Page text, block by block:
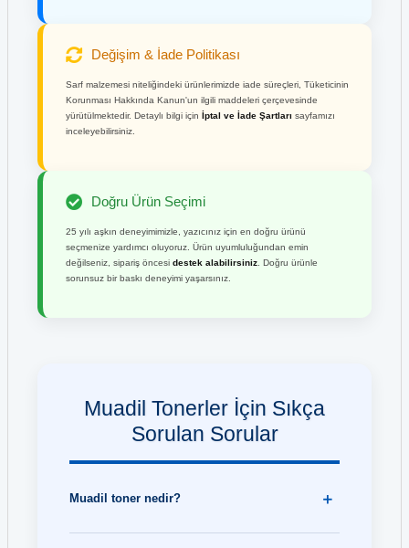
Değişim & İade Politikası
Sarf malzemesi niteliğindeki ürünlerimizde iade süreçleri, Tüketicinin
Korunması Hakkında Kanun'un ilgili maddeleri çerçevesinde
yürütülmektedir. Detaylı bilgi için İptal ve İade Şartları sayfamızı
inceleyebilirsiniz.
Doğru Ürün Seçimi
25 yılı aşkın deneyimimizle, yazıcınız için en doğru ürünü
seçmenize yardımcı oluyoruz. Ürün uyumluluğundan emin
değilseniz, sipariş öncesi destek alabilirsiniz. Doğru ürünle
sorunsuz bir baskı deneyimi yaşarsınız.
Muadil Tonerler İçin Sıkça
Sorulan Sorular
Muadil toner nedir?